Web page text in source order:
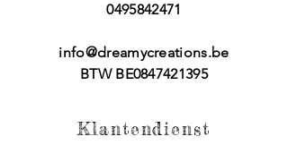
0495842471
info@dreamycreations.be
BTW BE0847421395
Klantendienst